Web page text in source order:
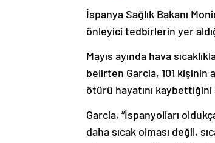
İspanya Sağlık Bakanı
önleyici tedbirlerin yer
Mayıs ayında hava
belirten Garcia, 101 kişinin
ötürü hayatını kaybettiğini
Garcia, “İspanyolları
daha sıcak olması değil,